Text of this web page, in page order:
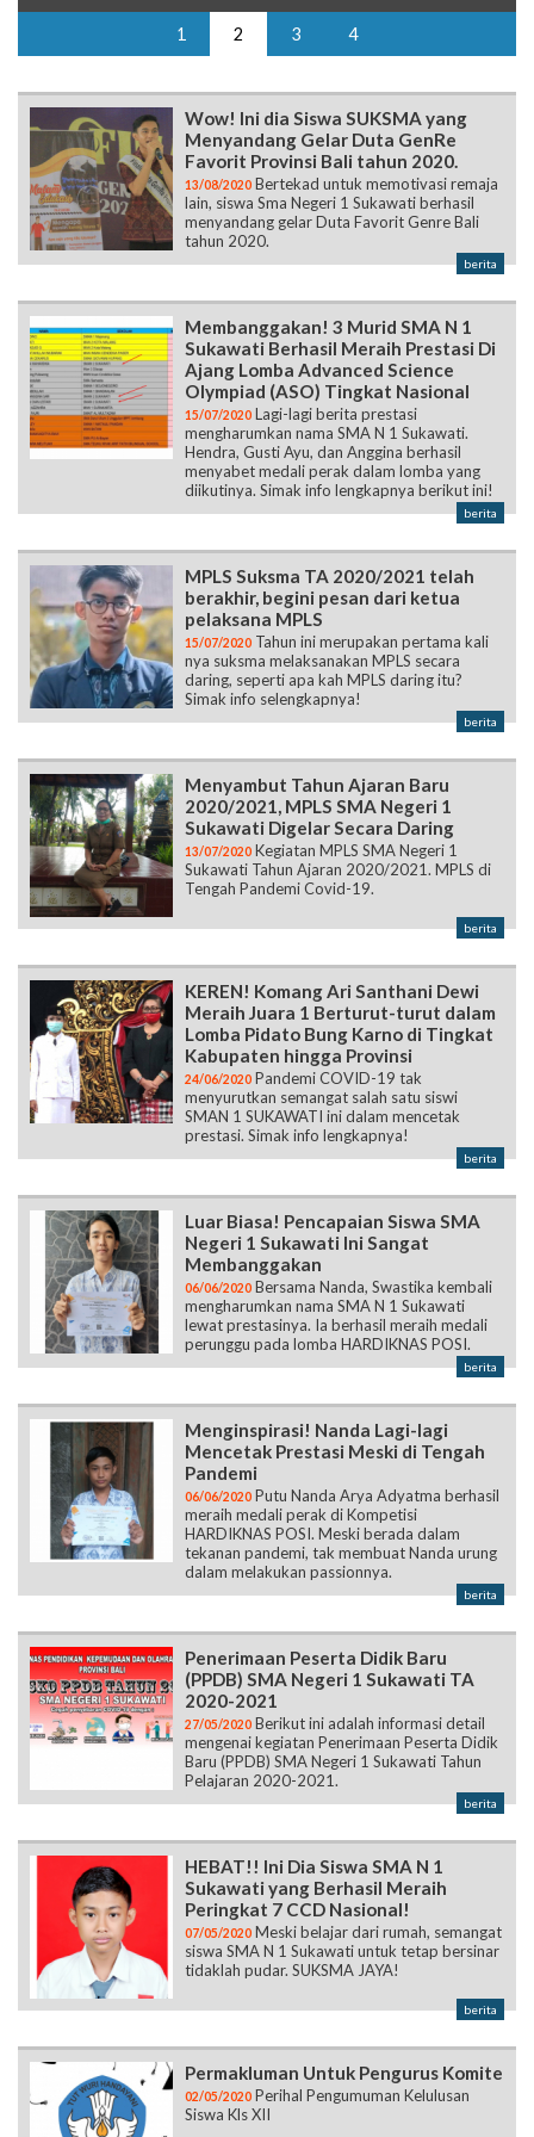
Wow! Ini dia Siswa SUKSMA yang
Menyandang Gelar Duta GenRe
lain, siswa Sma Negeri 1 Sukawati berhasil
menyandang gelar Duta Favorit Genre Bali
tahun 2020.
berita
Membanggakan! 3 Murid SMA N 1
Sukawati Berhasil Meraih Prestasi Di
Olympiad (ASO) Tingkat Nasional
15/07/2020Lagi-lagi berita prestasi
mengharumkan nama SMA N 1 Sukawati.
Hendra, Gusti Ayu, dan Anggina berhasil
menyabet medali perak dalam lomba yang
diikutinya. Simak info lengkapnya berikut ini!
berita
MPLS Suksma TA 2020/2021 telah
berakhir, begini pesan dari ketua
nya suksma melaksanakan MPLS secara
daring, seperti apa kah MPLS daring itu?
Simak info selengkapnya!
berita
Menyambut Tahun Ajaran Baru
2020/2021, MPLS SMA Negeri 1
Sukawati Tahun Ajaran 2020/2021. MPLS di
Tengah Pandemi Covid-19.
Meraih Juara 1 Berturut-turut dalam
Kabupaten hingga Provinsi
24/06/2020 Pandemi COVID-19 tak
menyurutkan semangat salah satu siswi
SMAN 1 SUKAWATI ini dalam mencetak
prestasi. Simak info lengkapnya!
Luar Biasa! Pencapaian Siswa SMA
Negeri 1 Sukawati Ini Sangat
mengharumkan nama SMA N 1 Sukawati
lewat prestasinya. Ia berhasil meraih medali
perunggu pada lomba HARDIKNAS POSI.
berita
Menginspirasi! Nanda Lagi-lagi
Mencetak Prestasi Meski di Tengah
meraih medali perak di Kompetisi
HARDIKNAS POSI. Meski berada dalam
tekanan pandemi, tak membuat Nanda urung
dalam melakukan passionnya.
Penerimaan Peserta Didik Baru
(PPDB) SMA Negeri 1 Sukawati TA
mengenai kegiatan Penerimaan Peserta Didik
Baru (PPDB) SMA Negeri 1 Sukawati Tahun
Pelajaran 2020-2021.
berita
HEBAT!! Ini Dia Siswa SMA N 1
Sukawati yang Berhasil Meraih
siswa SMA N 1 Sukawati untuk tetap bersinar
tidaklah pudar. SUKSMA JAYA!
berita
02/05/2020Perihal Pengumuman Kelulusan